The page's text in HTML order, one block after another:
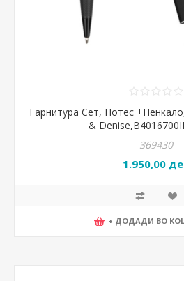
Гарнитура Сет, Нотес
&
369430
1.950,00
+ ДОДАДИ ВО